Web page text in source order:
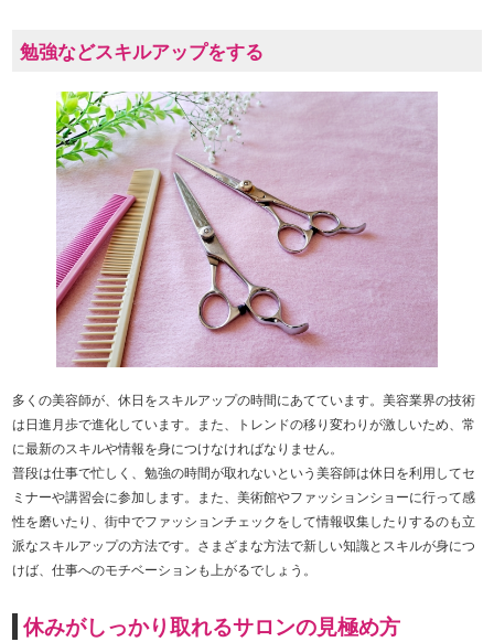
勉強などスキルアップをする
多くの美容師が、休日をスキルアップの時間にあてています。美容業界の技術
は日進月歩で進化しています。また、トレンドの移り変わりが激しいため、常
に最新のスキルや情報を身につけなければなりません。
普段は仕事で忙しく、勉強の時間が取れないという美容師は休日を利用してセ
ミナーや講習会に参加します。また、美術館やファッションショーに行って感
性を磨いたり、街中でファッションチェックをして情報収集したりするのも立
派なスキルアップの方法です。さまざまな方法で新しい知識とスキルが身につ
けば、仕事へのモチベーションも上がるでしょう。
休みがしっかり取れるサロンの見極め方